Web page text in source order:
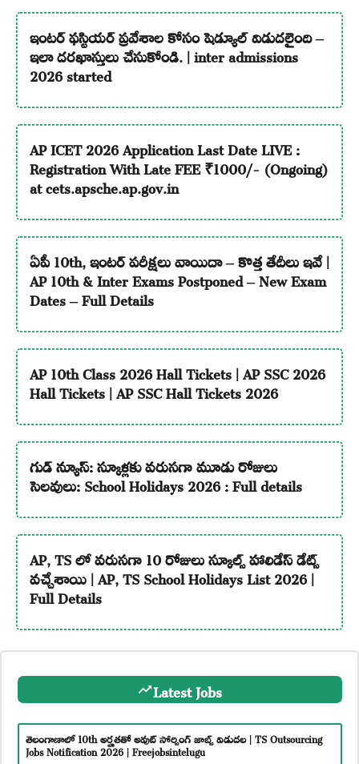
ఇంటర్ ఫస్టియర్ ప్రవేశాల కోసం షెడ్యూల్ విడుదలైంది –
ఇలా దరఖాస్తులు చేసుకోండి. | inter admissions
2026 started
AP ICET 2026 Application Last Date LIVE :
Registration With Late FEE ₹1000/- (Ongoing)
at cets.apsche.ap.gov.in
ఏపీ 10th, ఇంటర్ పరీక్షలు వాయిదా – కొత్త తేదీలు ఇవే |
AP 10th & Inter Exams Postponed – New Exam
Dates – Full Details
AP 10th Class 2026 Hall Tickets | AP SSC 2026
Hall Tickets | AP SSC Hall Tickets 2026
గుడ్ న్యూస్: స్కూళ్లకు వరుసగా మూడు రోజులు
సెలవులు: School Holidays 2026 : Full details
AP, TS లో వరుసగా 10 రోజులు స్కూల్స్ హాలిడేస్ డేట్స్
వచ్చేశాయి | AP, TS School Holidays List 2026 |
Full Details
Latest Jobs
తెలంగాణాలో 10th అర్హతతో అవుట్ సోర్సింగ్ జాబ్స్ విడుదల | TS Outsourcing
Jobs Notification 2026 | Freejobsintelugu